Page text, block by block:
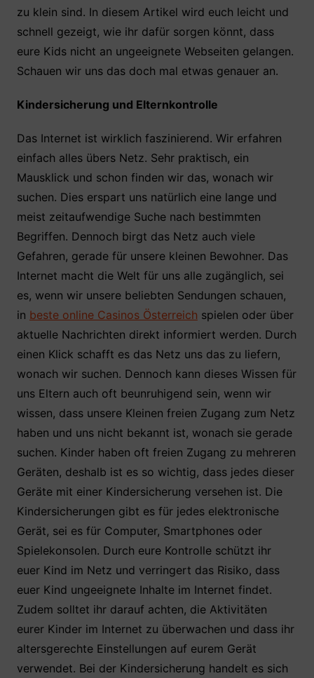
zu klein sind. In diesem Artikel wird euch leicht und
schnell gezeigt, wie ihr dafür sorgen könnt, dass
eure Kids nicht an ungeeignete Webseiten gelangen.
Schauen wir uns das doch mal etwas genauer an.
Kindersicherung und Elternkontrolle
Das Internet ist wirklich faszinierend. Wir erfahren
einfach alles übers Netz. Sehr praktisch, ein
Mausklick und schon finden wir das, wonach wir
suchen. Dies erspart uns natürlich eine lange und
meist zeitaufwendige Suche nach bestimmten
Begriffen. Dennoch birgt das Netz auch viele
Gefahren, gerade für unsere kleinen Bewohner. Das
Internet macht die Welt für uns alle zugänglich, sei
es, wenn wir unsere beliebten Sendungen schauen,
in beste online Casinos Österreich spielen oder über
aktuelle Nachrichten direkt informiert werden. Durch
einen Klick schafft es das Netz uns das zu liefern,
wonach wir suchen. Dennoch kann dieses Wissen für
uns Eltern auch oft beunruhigend sein, wenn wir
wissen, dass unsere Kleinen freien Zugang zum Netz
haben und uns nicht bekannt ist, wonach sie gerade
suchen. Kinder haben oft freien Zugang zu mehreren
Geräten, deshalb ist es so wichtig, dass jedes dieser
Geräte mit einer Kindersicherung versehen ist. Die
Kindersicherungen gibt es für jedes elektronische
Gerät, sei es für Computer, Smartphones oder
Spielekonsolen. Durch eure Kontrolle schützt ihr
euer Kind im Netz und verringert das Risiko, dass
euer Kind ungeeignete Inhalte im Internet findet.
Zudem solltet ihr darauf achten, die Aktivitäten
eurer Kinder im Internet zu überwachen und dass ihr
altersgerechte Einstellungen auf eurem Gerät
verwendet. Bei der Kindersicherung handelt es sich